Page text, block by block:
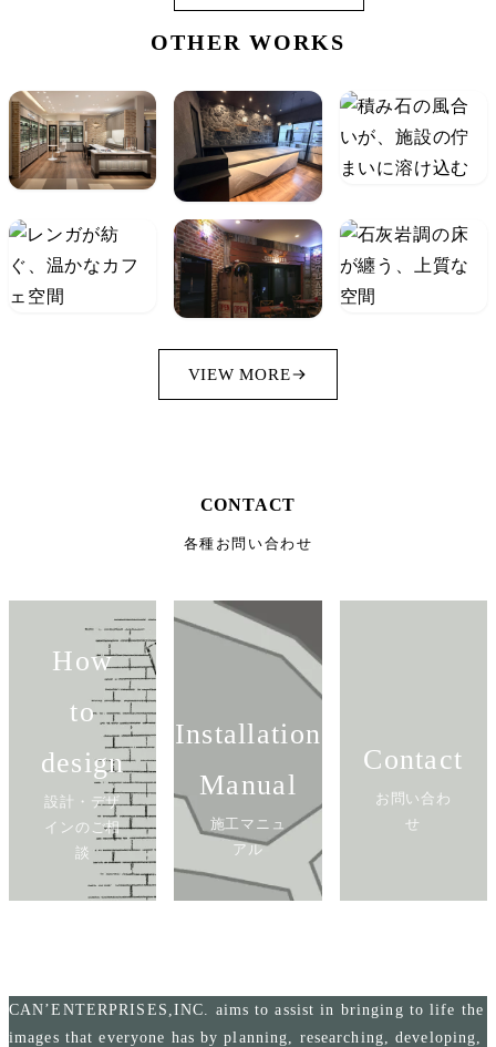
OTHER WORKS
VIEW MORE
CONTACT
各種お問い合わせ
How
to
design
設計・デザ
インのご相
談
Installation
Manual
施工マニュ
アル
Contact
お問い合わ
せ
CAN’ENTERPRISES,INC. aims to assist in bringing to life the
images that everyone has by planning, researching, developing,